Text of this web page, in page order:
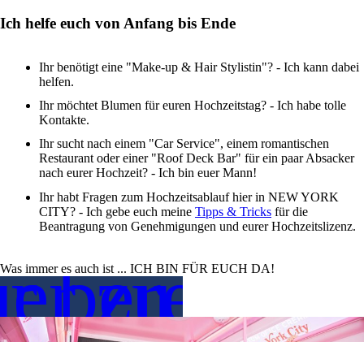
Ich helfe euch von Anfang bis Ende
Ihr benötigt eine "Make-up & Hair Stylistin"? - Ich kann dabei
helfen.
Ihr möchtet Blumen für euren Hochzeitstag? - Ich habe tolle
Kontakte.
Ihr sucht nach einem "Car Service", einem romantischen
Restaurant oder einer "Roof Deck Bar" für ein paar Absacker
nach eurer Hochzeit? - Ich bin euer Mann!
Ihr habt Fragen zum Hochzeitsablauf hier in NEW YORK
CITY? - Ich gebe euch meine Tipps & Tricks für die
Beantragung von Genehmigungen und eurer Hochzeitslizenz.
Was immer es auch ist ... ICH BIN FÜR EUCH DA!
bereit
zu